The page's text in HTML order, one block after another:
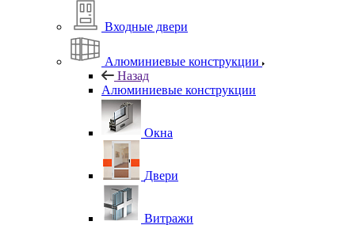
Входные двери
Алюминиевые конструкции
Назад
Алюминиевые конструкции
Окна
Двери
Витражи